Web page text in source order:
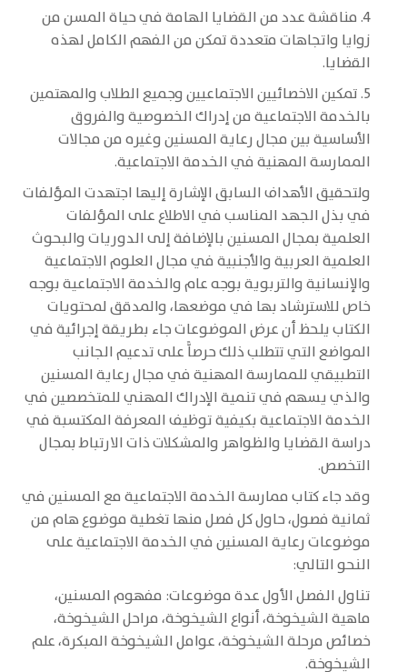
4. مناقشة عدد من القضايا الهامة في حياة المسن من
زوايا واتجاهات متعددة تمكن من الفهم الكامل لهذه
القضايا.
5. تمكين الاخصائيين الاجتماعيين وجميع الطلاب والمهتمين
بالخدمة الاجتماعية من إدراك الخصوصية والفروق
الأساسية بين مجال رعاية المسنين وغيره من مجالات
الممارسة المهنية في الخدمة الاجتماعية.
ولتحقيق الأهداف السابق الإشارة إليها اجتهدت المؤلفات
في بذل الجهد المناسب في الاطلاع على المؤلفات
العلمية بمجال المسنين بالإضافة إلى الدوريات والبحوث
العلمية العربية والأجنبية في مجال العلوم الاجتماعية
والإنسانية والتربوية بوجه عام والخدمة الاجتماعية بوجه
خاص للاسترشاد بها في موضعها، والمدقق لمحتويات
الكتاب يلحظ أن عرض الموضوعات جاء بطريقة إجرائية في
المواضع التي تتطلب ذلك حرصاًّ على تدعيم الجانب
التطبيقي للممارسة المهنية في مجال رعاية المسنين
والذي يسهم في تنمية الإدراك المهني للمتخصصين في
الخدمة الاجتماعية بكيفية توظيف المعرفة المكتسبة في
دراسة القضايا والظواهر والمشكلات ذات الارتباط بمجال
التخصص.
وقد جاء كتاب ممارسة الخدمة الاجتماعية مع المسنين في
ثمانية فصول، حاول كل فصل منها تغطية موضوع هام من
موضوعات رعاية المسنين في الخدمة الاجتماعية على
النحو التالي:
تناول الفصل الأول عدة موضوعات: مفهوم المسنين،
ماهية الشيخوخة، أنواع الشيخوخة، مراحل الشيخوخة،
خصائص مرحلة الشيخوخة، عوامل الشيخوخة المبكرة، علم
الشيخوخة.